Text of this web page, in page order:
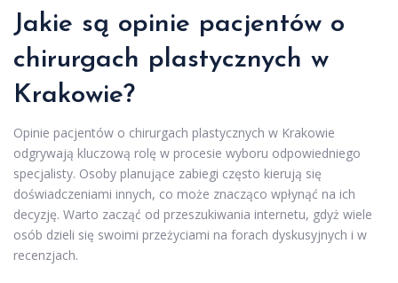
Jakie są opinie pacjentów o
chirurgach plastycznych w
Krakowie?
Opinie pacjentów o chirurgach plastycznych w Krakowie
odgrywają kluczową rolę w procesie wyboru odpowiedniego
specjalisty. Osoby planujące zabiegi często kierują się
doświadczeniami innych, co może znacząco wpłynąć na ich
decyzję. Warto zacząć od przeszukiwania internetu, gdyż wiele
osób dzieli się swoimi przeżyciami na forach dyskusyjnych i w
recenzjach.